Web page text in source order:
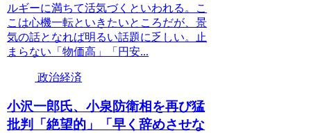
ルギーに満ちて活気づくといわれる。こ
こは心機一転といきたいところだが、景
気の話となれば明るい話題に乏しい。止
まらない「物価高」「円安...
政治経済
小沢一郎氏、小泉防衛相を再び猛
批判「絶望的」「早く辞めさせな